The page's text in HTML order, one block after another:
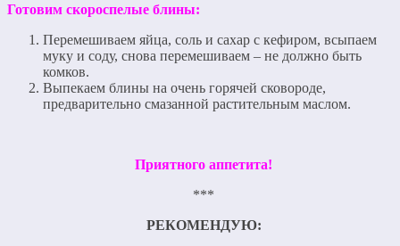
Готовим скороспелые блины:
Перемешиваем яйца, соль и сахар с кефиром, всыпаем
муку и соду, снова перемешиваем – не должно быть
комков.
Выпекаем блины на очень горячей сковороде,
предварительно смазанной растительным маслом.
Приятного аппетита!
***
РЕКОМЕНДУЮ: